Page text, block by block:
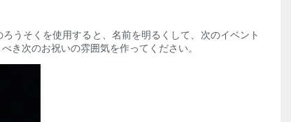
うそくを使用すると、名前を明るくして、次のイベント
き次のお祝いの雰囲気を作ってください。